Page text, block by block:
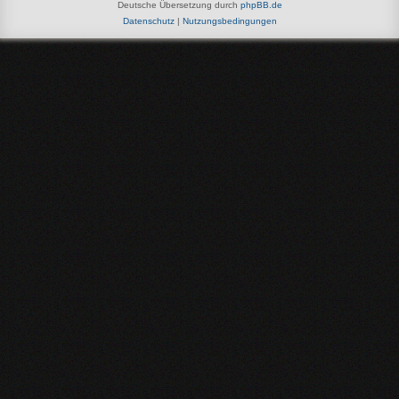
Deutsche Übersetzung durch phpBB.de
Datenschutz| Nutzungsbedingungen